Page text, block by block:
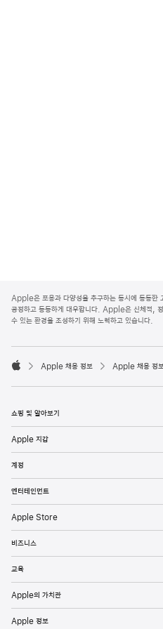
p
p
l
o
e
Apple은 포용과 다양성을 추구하는 동시에 동등한
공정하고 동등하게 대우합니다. Apple은 신체적,
수 있는 환경을 조성하기 위해 노력하고 있습니다.

p
l
Apple 채용 정보 Apple 채용 정
쇼핑 및 알아보기
Apple 지갑
계정
엔터테인먼트
Apple Store
비즈니스
교육
Apple의 가치관
Apple 정보